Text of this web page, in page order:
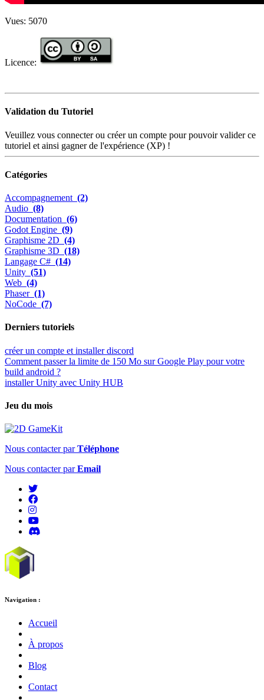
Vues: 5070
Licence:
Validation du Tutoriel
Veuillez vous connecter ou créer un compte pour pouvoir valider ce
tutoriel et ainsi gagner de l'expérience (XP) !
Catégories
Accompagnement (2)
Audio (8)
Documentation (6)
Godot Engine (9)
Graphisme 2D (4)
Graphisme 3D (18)
Langage C# (14)
Unity (51)
Web (4)
Phaser (1)
NoCode (7)
Derniers tutoriels
créer un compte et installer discord
Comment passer la limite de 150 Mo sur Google Play pour votre
build android ?
installer Unity avec Unity HUB
Jeu du mois
Nous contacter parTéléphone
Nous contacter parEmail
Navigation :
Accueil
À propos
Blog
Contact